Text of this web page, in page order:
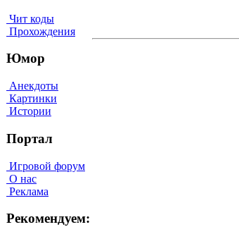
Чит коды
Прохождения
Юмор
Анекдоты
Картинки
Истории
Портал
Игровой форум
О нас
Реклама
Рекомендуем: